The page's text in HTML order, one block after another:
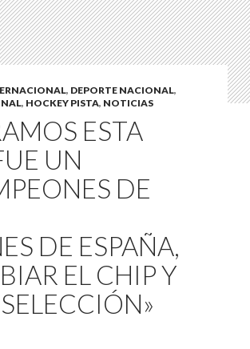
, DEPORTE NACIONAL,
, HOCKEY PISTA, NOTICIAS
ESTA
UN
DE
DE ESPAÑA,
EL CHIP Y